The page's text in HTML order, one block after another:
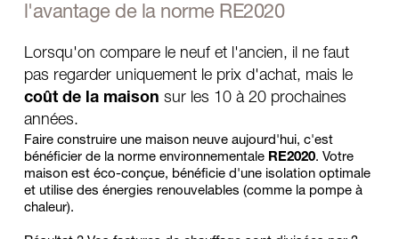
l'avantage de la norme RE2020
Lorsqu'on compare le neuf et l'ancien, il ne faut
pas regarder uniquement le prix d'achat, mais le
coût de la maison sur les 10 à 20 prochaines
années.
Faire construire une maison neuve aujourd'hui, c'est
bénéficier de la norme environnementale RE2020. Votre
maison est éco-conçue, bénéficie d'une isolation optimale
et utilise des énergies renouvelables (comme la pompe à
chaleur).